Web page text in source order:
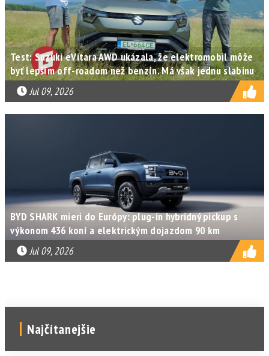
Test: Suzuki eVitara AWD ukázala, že elektromobil môže
byť lepším off-roadom než benzín. Má však jednu slabinu
Jul 09, 2026
BYD SHARK mieri do Európy: plug-in hybridný pickup s
výkonom 436 koní a elektrickým dojazdom 90 km
Jul 09, 2026
Najčítanejšie